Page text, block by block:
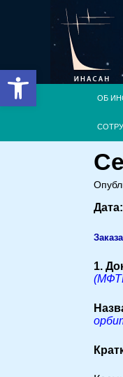
Открыть панель
ОБ
1.